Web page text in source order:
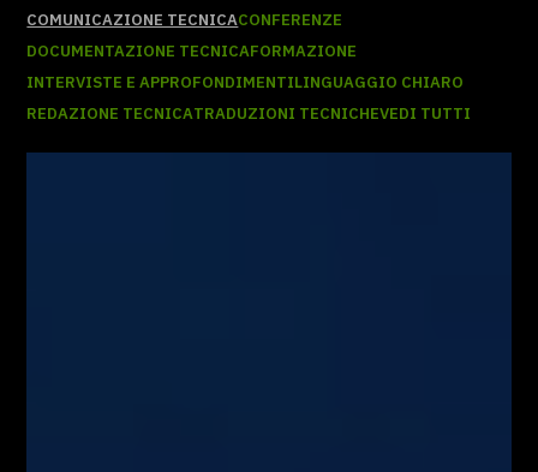
COMUNICAZIONE TECNICACONFERENZE
DOCUMENTAZIONE TECNICAFORMAZIONE
INTERVISTE E APPROFONDIMENTILINGUAGGIO CHIARO
REDAZIONE TECNICATRADUZIONI TECNICHEVEDI TUTTI